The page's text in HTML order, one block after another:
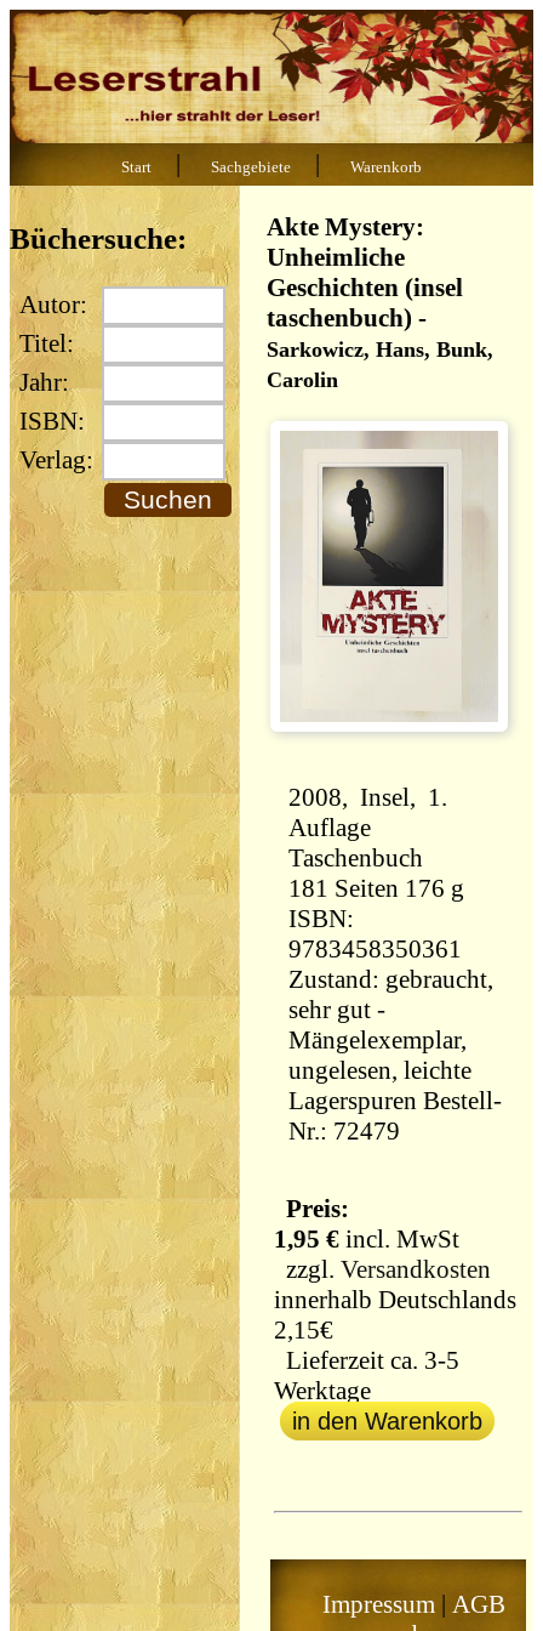
Start | Sachgebiete | Warenkorb
Büchersuche:
Autor:
Titel:
Jahr:
ISBN:
Verlag:
Akte Mystery:
Unheimliche
Geschichten (insel
taschenbuch) -
Sarkowicz, Hans, Bunk,
Carolin
2008, Insel, 1.
Auflage
Taschenbuch
181 Seiten 176 g
ISBN:
9783458350361
Zustand: gebraucht,
sehr gut -
Mängelexemplar,
ungelesen, leichte
Lagerspuren Bestell-
Nr.: 72479
Preis:
1,95 € incl. MwSt
zzgl. Versandkosten
innerhalb Deutschlands
2,15€
Lieferzeit ca. 3-5
Werktage
in den Warenkorb
Impressum| AGB